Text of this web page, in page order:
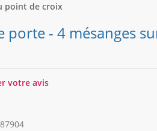
point de croix
porte - 4 mésanges
votre avis